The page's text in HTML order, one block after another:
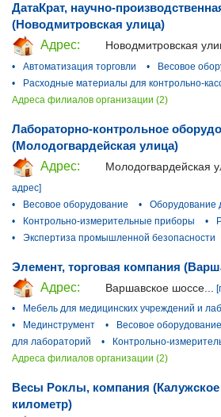
ДатаКрат, научно-
(Новодмитровская улица)
Адрес:
Новодмитровская
•
Автоматизация торговли •
Весовое
•
Расходные материалы для контрольно-
Адреса филиалов организации (2)
Лабораторно-контрольное
(Молодогвардейская улица)
Адрес:
Молодогвардейская
адрес]
•
Весовое оборудование •
Оборудование
•
Контрольно-измерительные приборы •
•
Экспертиза промышленной безопасности
Элемент, торговая компания
Адрес:
Варшавское шоссе...
•
Мебель для медицинских учреждений и
•
Мединструмент • Весовое оборудование
для лабораторий
•
Контрольно-
Адреса филиалов организации (2)
Весы Роклы, компания (Калужское
километр)